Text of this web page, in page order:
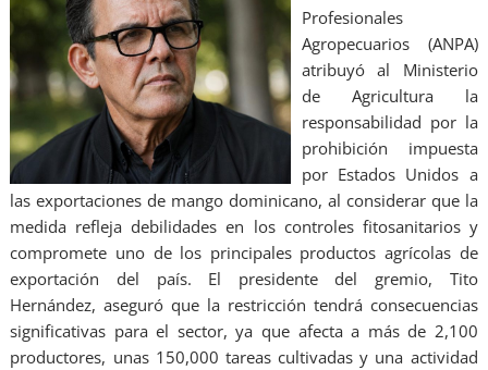
Profesionales
Agropecuarios (ANPA)
atribuyó al Ministerio
de Agricultura la
responsabilidad por la
prohibición impuesta
por Estados Unidos a
las exportaciones de mango dominicano, al considerar que la
medida refleja debilidades en los controles fitosanitarios y
compromete uno de los principales productos agrícolas de
exportación del país. El presidente del gremio, Tito
Hernández, aseguró que la restricción tendrá consecuencias
significativas para el sector, ya que afecta a más de 2,100
productores, unas 150,000 tareas cultivadas y una actividad